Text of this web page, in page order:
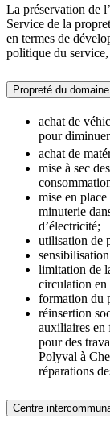
La préservation de
Service de la
en termes de
politique du
Propreté du
achat de
pour
achat de
mise à sec
mise en
minuterie
d’électricité;
utilisation de
limitation de
circulation en
formation du
réinsertion
auxiliaires en
pour des
Polyval à
réparations
Centre